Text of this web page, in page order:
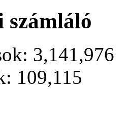
számláló
3,141,976
109,115